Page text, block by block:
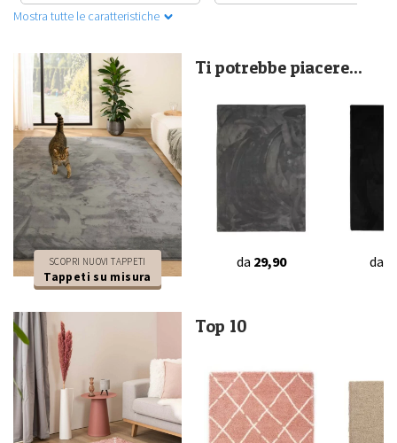
Mostra tutte le caratteristiche
SCOPRI NUOVI TAPPETI
Tappeti su misura
Ti potrebbe piacere...
da 29,90 da
Top 10